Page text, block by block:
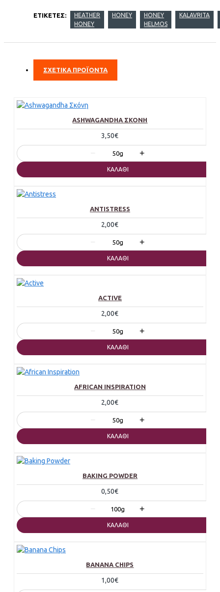
ΕΤΙΚΈΤΕΣ:
HEATHER
HONEY
HONEY
HONEY
HELMOS
KALAVRITA
ΣΧΕΤΙΚΑ ΠΡΟΪΟΝΤΑ
ASHWAGANDHA ΣΚΌΝΗ
3,50€
− 50g +
ΚΑΛΆΘΙ
ANTISTRESS
2,00€
− 50g +
ΚΑΛΆΘΙ
ACTIVE
2,00€
− 50g +
ΚΑΛΆΘΙ
AFRICAN INSPIRATION
2,00€
− 50g +
ΚΑΛΆΘΙ
BAKING POWDER
0,50€
− 100g +
ΚΑΛΆΘΙ
BANANA CHIPS
1,00€